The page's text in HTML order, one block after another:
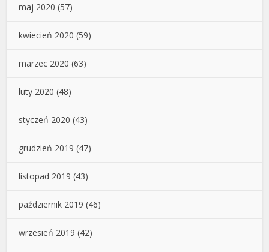
maj 2020 (57)
kwiecień 2020 (59)
marzec 2020 (63)
luty 2020 (48)
styczeń 2020 (43)
grudzień 2019 (47)
listopad 2019 (43)
październik 2019 (46)
wrzesień 2019 (42)